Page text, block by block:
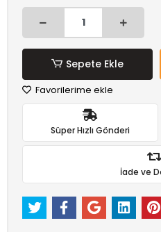
Sepete Ekle
Favorilerime ekle
Süper Hızlı Gönderi
İade ve